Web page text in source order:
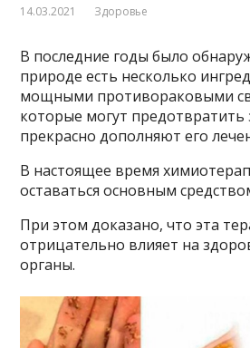
14.03.2021 Здоровье
В последние годы было
природе есть несколько
мощными противораковыми
которые могут предотвратить
прекрасно дополняют его
В настоящее время
оставаться основным
При этом доказано, что эта
отрицательно влияет на
органы.